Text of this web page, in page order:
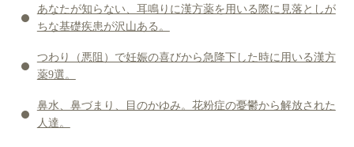
あなたが知らない、耳鳴りに漢方薬を用いる際に見落としが
ちな基礎疾患が沢山ある。
つわり（悪阻）で妊娠の喜びから急降下した時に用いる漢方
薬9選。
鼻水、鼻づまり、目のかゆみ。花粉症の憂鬱から解放された
人達。